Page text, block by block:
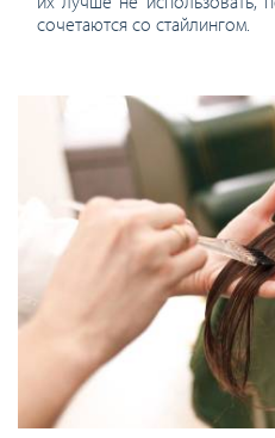
сочетаются со стайлингом.